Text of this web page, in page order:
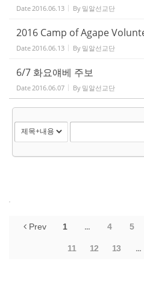
Date2016.06.13 By 밀알선교단
2016 Camp of Agape
Date2016.06.13 By 밀알선교단
6/7 화요얘베 주보
Date2016.06.07 By 밀알선교단
Prev 1 ... 4 5
11 12 13 ...